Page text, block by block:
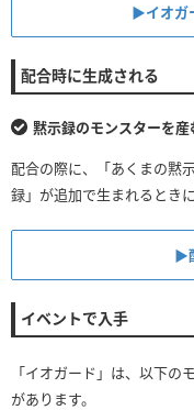
▶イオガ
配合時に生成される
黙示録のモンスターを
配合の際に、「あくまの黙
録」が追加で生まれるとき
▶
イベントで入手
「イオガード」は、以下の
があります。